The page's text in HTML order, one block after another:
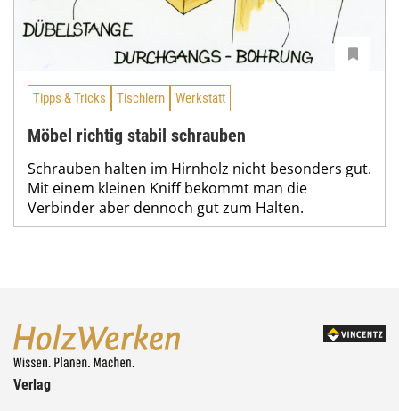
Tipps & Tricks Tischlern Werkstatt
Möbel richtig stabil schrauben
Schrauben halten im Hirnholz nicht besonders gut.
Mit einem kleinen Kniff bekommt man die
Verbinder aber dennoch gut zum Halten.
Verlag